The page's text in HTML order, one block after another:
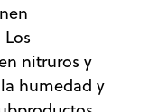
nitruros y
humedad y